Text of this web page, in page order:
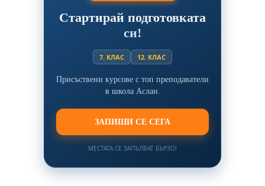
Стартирай подготовката
си!
7. КЛАС 12. КЛАС
Присъствени курсове с топ преподаватели
в школа Аслан.
ЗАПИШИ СЕ СЕГА
МЕСТАТА СЕ ЗАПЪЛВАТ БЪРЗО!